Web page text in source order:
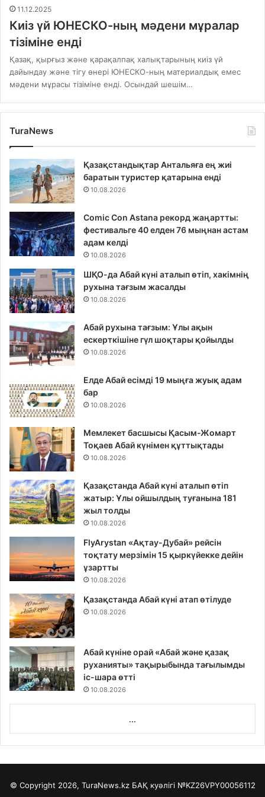
11.12.2025
Киіз үй ЮНЕСКО-ның мәдени мұралар
тізіміне енді
Қазақ, қырғыз және қарақалпақ халықтарының киіз үй
дайындау және тігу өнері ЮНЕСКО-ның материалдық емес
мәдени мұрасы тізіміне енді. Осындай шешім…
TuraNews
Қазақстандықтар Антальяға ең жиі
баратын туристер қатарына енді
10.08.2026
Comic Con Astana рекорд жаңартты:
фестивальге 40 елден 76 мыңнан астам
адам келді
10.08.2026
ШҚО-да Абай күні аталып өтіп, хакімнің
рухына тағзым жасалды
10.08.2026
Абай рухына тағзым: Ұлы ақын
ескерткішіне гүл шоқтары қойылды
10.08.2026
Елде Абай есімді 19 мыңға жуық адам
бар
10.08.2026
Мемлекет басшысы Қасым-Жомарт
Тоқаев Абай күнімен құттықтады
10.08.2026
Қазақстанда Абай күні аталып өтіп
жатыр: Ұлы ойшылдың туғанына 181
жыл толды
10.08.2026
FlyArystan «Ақтау-Дубай» рейсін
тоқтату мерзімін 15 қыркүйекке дейін
ұзартты
10.08.2026
Қазақстанда Абай күні атап өтілуде
10.08.2026
Абай күніне орай «Абай және қазақ
руханияты» тақырыбында тағылымды
іс-шара өтті
10.08.2026
...
© Copyright 2026, TuraNews.kz БАҚ куәлігі №KZ26VPY00056112